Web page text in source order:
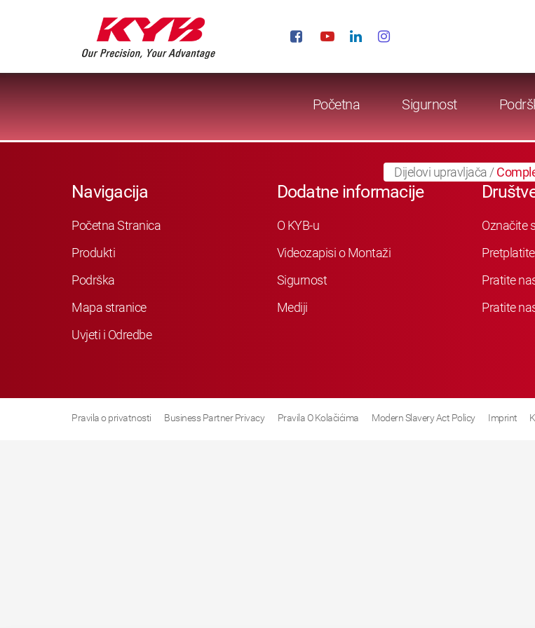
Početna Sigurnost
Dijelovi upravljača /
Navigacija
Početna Stranica
Produkti
Podrška
Mapa stranice
Uvjeti i Odredbe
Dodatne informacije
O KYB-u
Videozapisi o Montaži
Sigurnost
Mediji
Označite
Pratite
Pratite
Pravila o privatnosti Business Partner Privacy Pravila O Kolačićima Modern Slavery Act Policy Imprint